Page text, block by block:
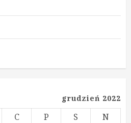
grudzień 2022
C P S
N